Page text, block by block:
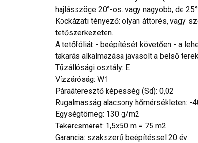
hajlásszöge 20°-os, vagy nagyobb, de
Kockázati tényező: olyan áttörés, vagy
tetőszerkezeten.
A tetőfóliát - beépítését követően - a
takarás alkalmazása javasolt a belső
Tűzállósági osztály: E
Vízzáróság: W1
Páraáteresztő képesség (Sd): 0,02
Rugalmasság alacsony hőmérsékleten: -
Egységtömeg: 130 g/m2
Tekercsméret: 1,5x50 m = 75 m2
Garancia: szakszerű beépítéssel 20 év